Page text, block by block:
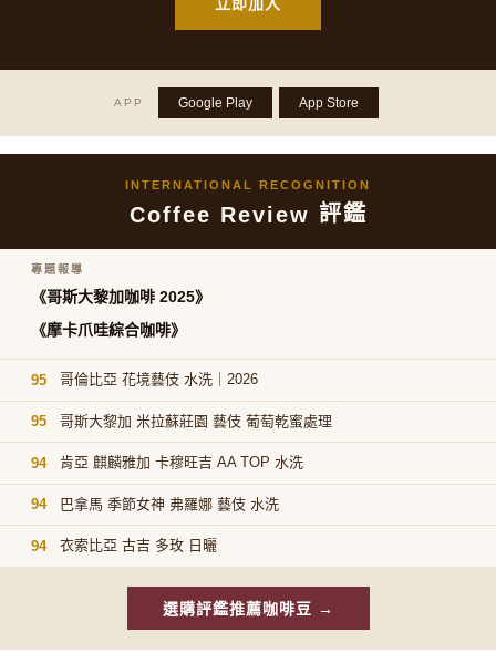
立即加入
APP Google Play App Store
INTERNATIONAL RECOGNITION
Coffee Review 評鑑
專題報導
《哥斯大黎加咖啡 2025》
《摩卡爪哇綜合咖啡》
95 哥倫比亞 花境藝伎 水洗｜2026
95 哥斯大黎加 米拉蘇莊園 藝伎 葡萄乾蜜處理
94 肯亞 麒麟雅加 卡穆旺吉 AA TOP 水洗
94 巴拿馬 季節女神 弗羅娜 藝伎 水洗
94 衣索比亞 古吉 多玫 日曬
選購評鑑推薦咖啡豆 →